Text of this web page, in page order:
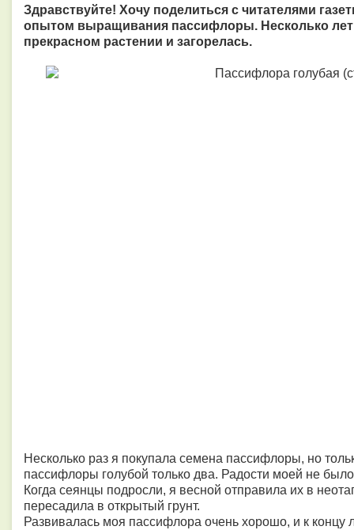
Здравствуйте! Хочу поделиться с читателями
опытом выращивания пассифлоры. Несколько лет
прекрасном растении и загорелась.
Несколько раз я покупала семена пассифлоры, но
пассифлоры голубой только два. Радости моей не
Когда сеянцы подросли, я весной отправила их в
пересадила в открытый грунт.
Развивалась моя пассифлора очень хорошо, и к концу